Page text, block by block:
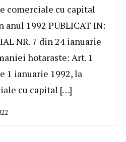
comerciale cu capital
1992 PUBLICAT IN:
NR. 7 din 24 ianuarie
hotaraste: Art. 1
1 ianuarie 1992, la
cu capital […]